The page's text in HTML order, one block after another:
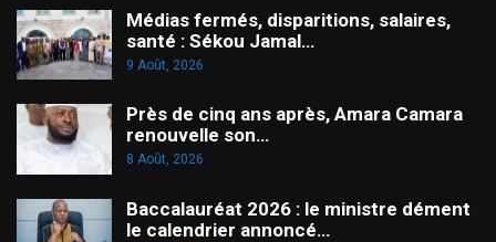
Médias fermés, disparitions, salaires,
santé : Sékou Jamal…
9 Août, 2026
Près de cinq ans après, Amara Camara
renouvelle son…
8 Août, 2026
Baccalauréat 2026 : le ministre dément
le calendrier annoncé…